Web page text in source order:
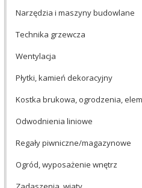
Narzędzia i maszyny budowlane
Technika grzewcza
Wentylacja
Płytki, kamień dekoracyjny
Kostka brukowa, ogrodzenia,
Odwodnienia liniowe
Regały piwniczne/magazynowe
Ogród, wyposażenie wnętrz